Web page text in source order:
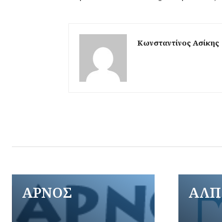
Κωνσταντίνος Ασίκης
ΑΡΝΟΣ ΑΛΠ